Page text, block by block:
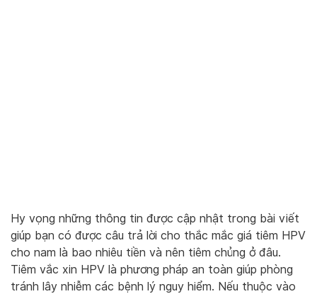
Hy vọng những thông tin được cập nhật trong bài viết
giúp bạn có được câu trả lời cho thắc mắc giá tiêm HPV
cho nam là bao nhiêu tiền và nên tiêm chủng ở đâu.
Tiêm vắc xin HPV là phương pháp an toàn giúp phòng
tránh lây nhiễm các bệnh lý nguy hiểm. Nếu thuộc vào